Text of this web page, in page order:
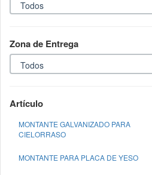
Zona de Entrega
Artículo
MONTANTE GALVANIZADO PARA
CIELORRASO
MONTANTE PARA PLACA DE YESO